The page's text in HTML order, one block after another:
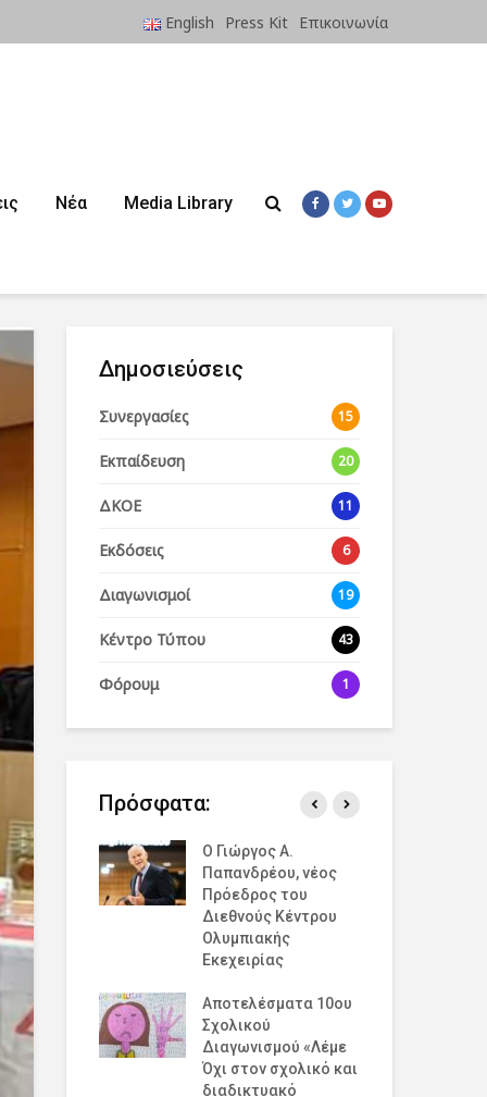
English Press Kit Επικοινωνία
Νέα Media Library
Δημοσιεύσεις
Συνεργασίες 15
Εκπαίδευση 20
ΔΚΟΕ 11
Εκδόσεις 6
Διαγωνισμοί 19
Κέντρο Τύπου 43
Φόρουμ 1
Πρόσφατα:
της
Ημέρα
για την
9ου
Ο Γιώργος Α.
Παπανδρέου, νέος
Πρόεδρος του
Διεθνούς Κέντρου
Ολυμπιακής
Εκεχειρίας
Αποτελέσματα 10ου
Σχολικού
Διαγωνισμού «Λέμε
Όχι στον σχολικό και
διαδικτυακό